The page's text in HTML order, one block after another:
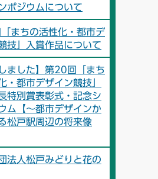
ポジウムについて
まちの活性化・都市デ
技」入賞作品について
ました】第20回「まち
・都市デザイン競技」
特別賞表彰式・記念シ
ム【～都市デザインか
松戸駅周辺の将来像
法人松戸みどりと花の